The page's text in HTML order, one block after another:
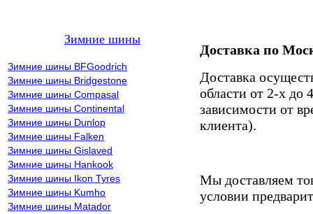
Зимние шины
Зимние шины BFGoodrich
Зимние шины Bridgestone
Зимние шины Compasal
Зимние шины Continental
Зимние шины Dunlop
Зимние шины Falken
Зимние шины Gislaved
Зимние шины Hankook
Зимние шины Ikon Tyres
Зимние шины Kumho
Зимние шины Matador
Доставка по
Доставка
области от 2-х до
зависимости от
клиента).
Мы доставляем
условии